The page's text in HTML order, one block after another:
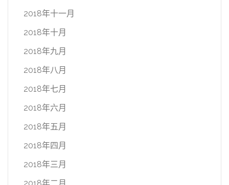
2018年十一月
2018年十月
2018年九月
2018年八月
2018年七月
2018年六月
2018年五月
2018年四月
2018年三月